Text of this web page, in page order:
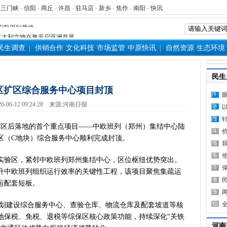
三门峡 - 信阳 - 商丘 - 许昌 - 驻马店 - 新乡 - 焦作 - 南阳 -快讯
装机突破1亿千瓦 占比近六成
大利文物在豫开启亚洲首展
届常委会第二十次会议闭幕
灾工作作出重要指示
进基层”主题活动在郏县举
者丨“炼油专家”陈俊武：科
代化强国，关键在科技自立自
十七轮争夺 两小组前四名格
核举措出炉 力促民间投资“
汛抗旱工作专题调度会召开
了中国人民的前途命运”——
后 河南西瓜价差真相是啥
团赴新疆考察对接对口支援工
生调查 供销合作 文化科技 市场监管 中原快讯 自然资源 生态环境
扩区综合服务中心项目封顶
06-12 09:24:28 来源:河南日报
落地的首个重点项目——中欧班列（郑州）集结中心陆
C地块）综合服务中心顺利完成封顶。
，紧邻中欧班列郑州集结中心，区位枢纽优势突出。
欧班列组织运行效率的关键性工程，该项目聚焦集疏运
套短板。
设综合服务中心、查验仓库、物流仓库及配套坡道等核
税、免税、退税等综保区核心政策功能，持续深化“关铁
民